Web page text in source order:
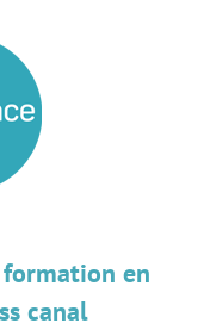
en
canal